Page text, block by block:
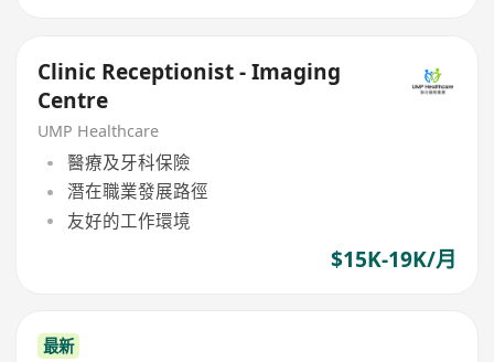
Clinic Receptionist - Imaging
Centre
UMP Healthcare
醫療及牙科保險
潛在職業發展路徑
友好的工作環境
$15K-19K/月
最新